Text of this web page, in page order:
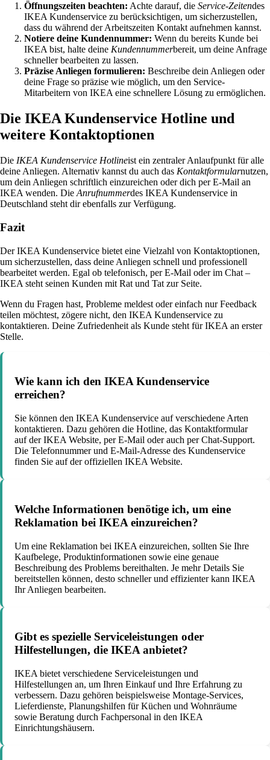
Öffnungszeiten beachten: Achte darauf, die Service-Zeitendes
IKEA Kundenservice zu berücksichtigen, um sicherzustellen,
dass du während der Arbeitszeiten Kontakt aufnehmen kannst.
Notiere deine Kundennummer: Wenn du bereits Kunde bei
IKEA bist, halte deine Kundennummerbereit, um deine Anfrage
schneller bearbeiten zu lassen.
Präzise Anliegen formulieren: Beschreibe dein Anliegen oder
deine Frage so präzise wie möglich, um den Service-
Mitarbeitern von IKEA eine schnellere Lösung zu ermöglichen.
Die IKEA Kundenservice Hotline und
weitere Kontaktoptionen
Die IKEA Kundenservice Hotlineist ein zentraler Anlaufpunkt für alle
deine Anliegen. Alternativ kannst du auch das Kontaktformularnutzen,
um dein Anliegen schriftlich einzureichen oder dich per E-Mail an
IKEA wenden. Die Anrufnummerdes IKEA Kundenservice in
Deutschland steht dir ebenfalls zur Verfügung.
Fazit
Der IKEA Kundenservice bietet eine Vielzahl von Kontaktoptionen,
um sicherzustellen, dass deine Anliegen schnell und professionell
bearbeitet werden. Egal ob telefonisch, per E-Mail oder im Chat –
IKEA steht seinen Kunden mit Rat und Tat zur Seite.
Wenn du Fragen hast, Probleme meldest oder einfach nur Feedback
teilen möchtest, zögere nicht, den IKEA Kundenservice zu
kontaktieren. Deine Zufriedenheit als Kunde steht für IKEA an erster
Stelle.
Wie kann ich den IKEA Kundenservice
erreichen?
Sie können den IKEA Kundenservice auf verschiedene Arten
kontaktieren. Dazu gehören die Hotline, das Kontaktformular
auf der IKEA Website, per E-Mail oder auch per Chat-Support.
Die Telefonnummer und E-Mail-Adresse des Kundenservice
finden Sie auf der offiziellen IKEA Website.
Welche Informationen benötige ich, um eine
Reklamation bei IKEA einzureichen?
Um eine Reklamation bei IKEA einzureichen, sollten Sie Ihre
Kaufbelege, Produktinformationen sowie eine genaue
Beschreibung des Problems bereithalten. Je mehr Details Sie
bereitstellen können, desto schneller und effizienter kann IKEA
Ihr Anliegen bearbeiten.
Gibt es spezielle Serviceleistungen oder
Hilfestellungen, die IKEA anbietet?
IKEA bietet verschiedene Serviceleistungen und
Hilfestellungen an, um Ihren Einkauf und Ihre Erfahrung zu
verbessern. Dazu gehören beispielsweise Montage-Services,
Lieferdienste, Planungshilfen für Küchen und Wohnräume
sowie Beratung durch Fachpersonal in den IKEA
Einrichtungshäusern.